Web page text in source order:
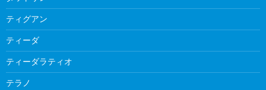
ティグアン
ティーダ
ティーダラティオ
テラノ